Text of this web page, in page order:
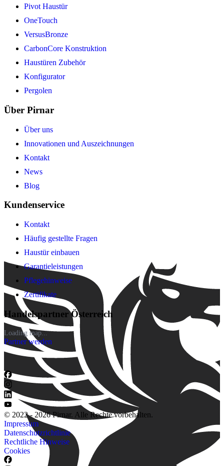
Pivot Haustür
OneTouch
VersusBronze
CarbonCore Konstruktion
Haustüren Zubehör
Konfigurator
Pergolen
Über Pirnar
Über uns
Innovationen und Auszeichnungen
Kontakt
News
Blog
Kundenservice
Kontakt
Häufig gestellte Fragen
Haustür einbauen
Garantieleistungen
Pflegehinweise
Zertifikate
Handelspartner Österreich
Loading map...
Partner werden
© 2022 - 2026 Pirnar. Alle Rechte vorbehalten.
Impressum
Datenschutzrichtlinie
Rechtliche Hinweise
Cookies